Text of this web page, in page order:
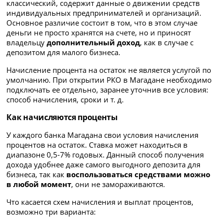
классический, содержит данные о движении средств
индивидуальных предпринимателей и организаций.
Основное различие состоит в том, что в этом случае
деньги не просто хранятся на счете, но и приносят
владельцудополнительный доход, как в случае с
депозитом для малого бизнеса.
Начисление процента на остаток не является услугой по
умолчанию. При открытии РКО в Магадане необходимо
подключать ее отдельно, заранее уточнив все условия:
способ начисления, сроки и т. д.
Как начисляются проценты
У каждого банка Магадана свои условия начисления
процентов на остаток. Ставка может находиться в
диапазоне 0,5-7% годовых. Данный способ получения
дохода удобнее даже самого выгодного депозита для
бизнеса, так как воспользоваться средствами можно
в любой момент, они не замораживаются.
Что касается схем начисления и выплат процентов,
возможно три варианта: